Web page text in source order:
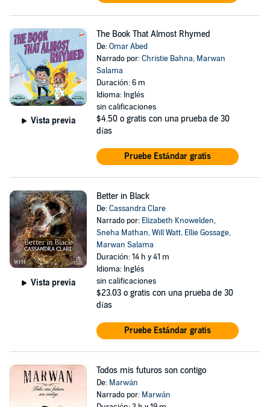
Vista previa
The Book That Almost Rhymed
De:Omar Abed
Narrado por:Christie Bahna, Marwan
Salama
Duración: 6 m
Idioma: Inglés
sin calificaciones
$4.50 o gratis con una prueba de 30
días
Pruebe Estándar gratis
Vista previa
Better in Black
De:Cassandra Clare
Narrado por: Elizabeth Knowelden,
Sneha Mathan,Will Watt, Ellie Gossage,
Marwan Salama
Duración: 14 h y 41 m
Idioma: Inglés
sin calificaciones
$23.03 o gratis con una prueba de 30
días
Pruebe Estándar gratis
Todos mis futuros son contigo
De: Marwán
Narrado por: Marwán